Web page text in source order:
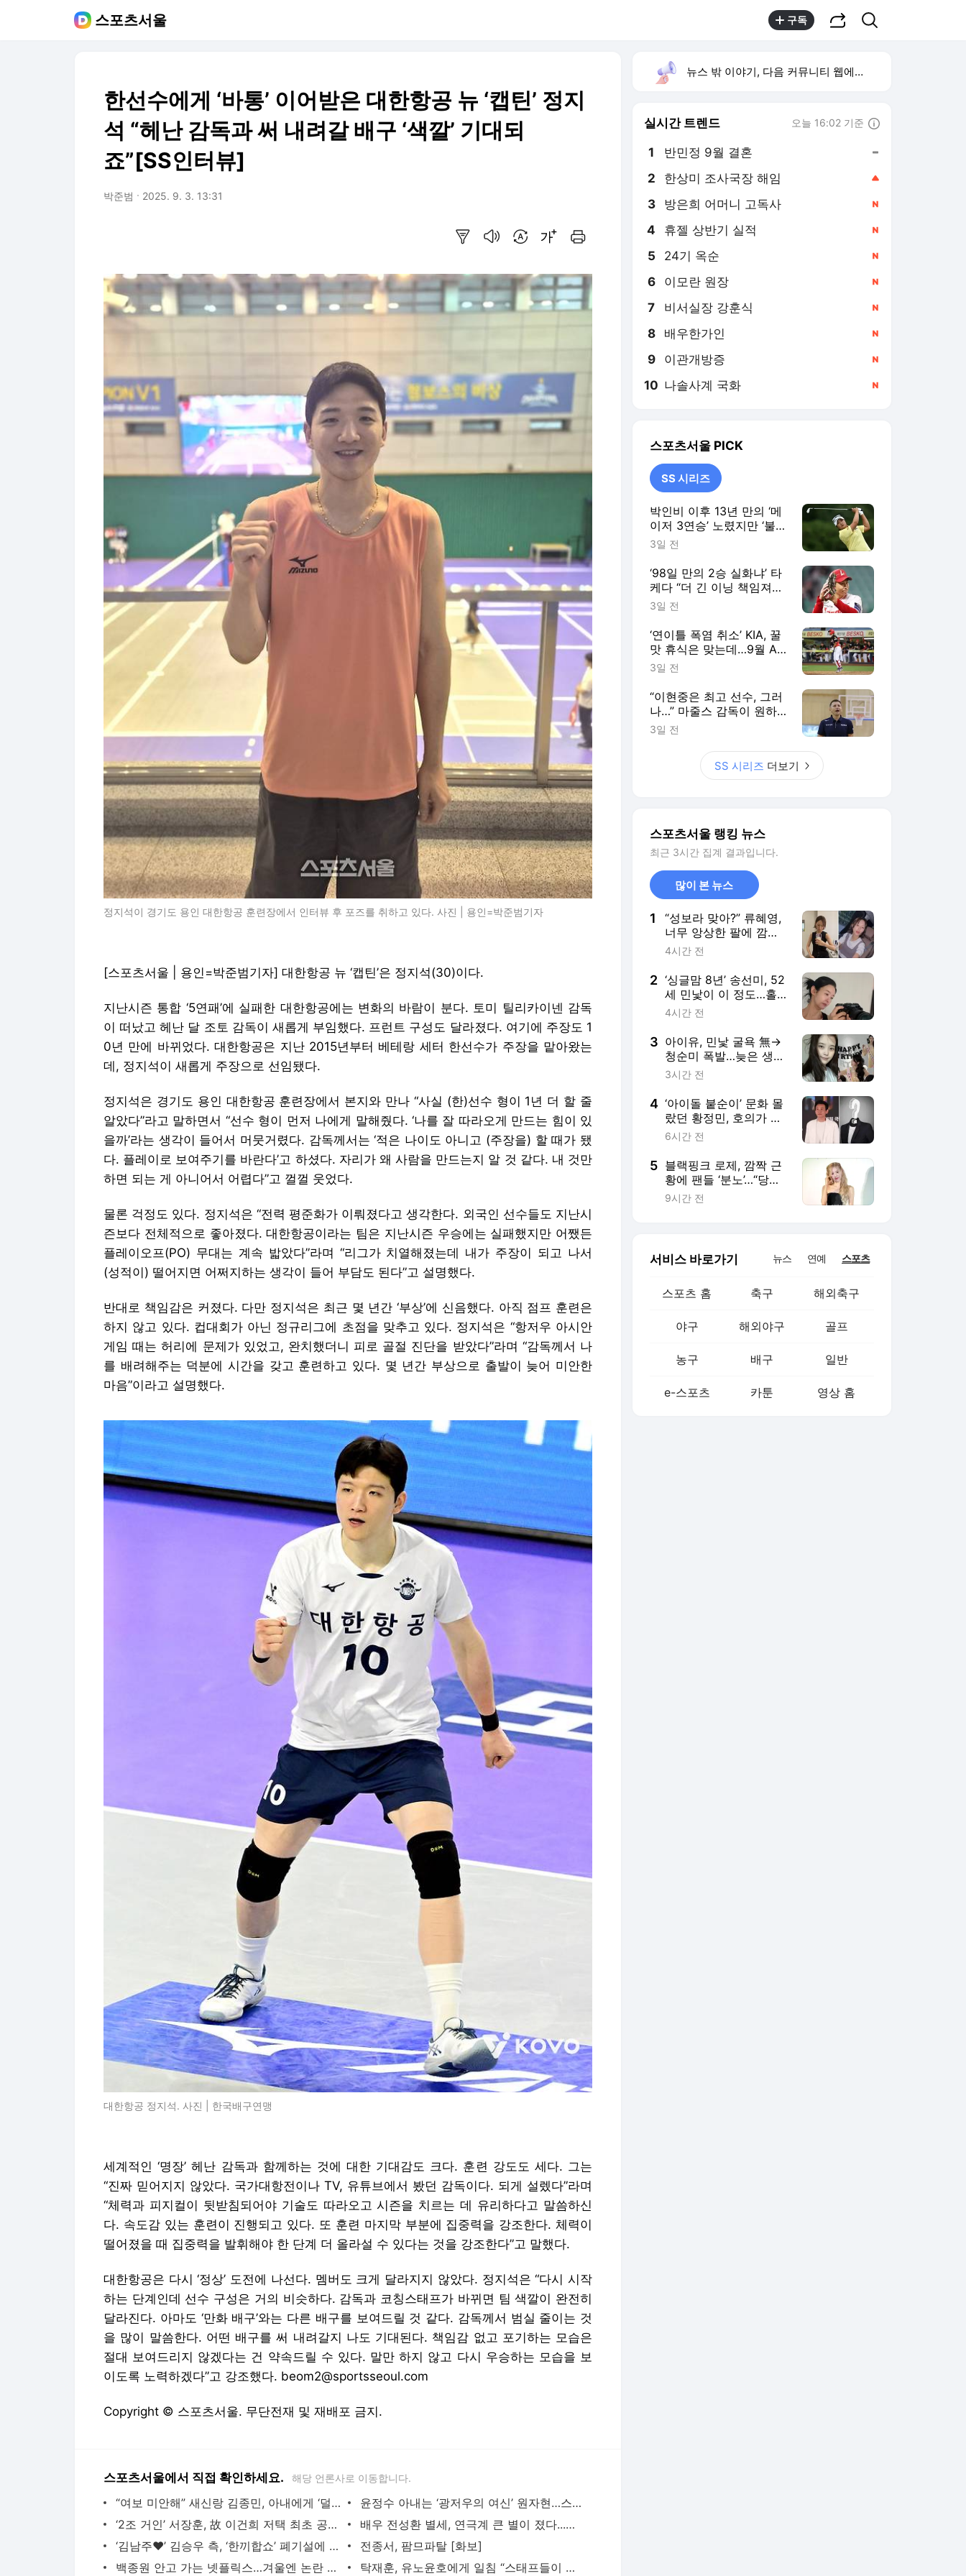
스포츠서울 구독
한선수에게 ‘바통’ 이어받은 대한항공 뉴 ‘캡틴’ 정지
석 “헤난 감독과 써 내려갈 배구 ‘색깔’ 기대되
죠”[SS인터뷰]
박준범 2025. 9. 3. 13:31
정지석이 경기도 용인 대한항공 훈련장에서 인터뷰 후 포즈를 취하고 있다. 사진 | 용인=박준범기자
[스포츠서울 | 용인=박준범기자] 대한항공 뉴 ‘캡틴’은 정지석(30)이다.
지난시즌 통합 ‘5연패’에 실패한 대한항공에는 변화의 바람이 분다. 토미 틸리카이넨 감독
이 떠났고 헤난 달 조토 감독이 새롭게 부임했다. 프런트 구성도 달라졌다. 여기에 주장도 1
0년 만에 바뀌었다. 대한항공은 지난 2015년부터 베테랑 세터 한선수가 주장을 맡아왔는
데, 정지석이 새롭게 주장으로 선임됐다.
정지석은 경기도 용인 대한항공 훈련장에서 본지와 만나 “사실 (한)선수 형이 1년 더 할 줄
알았다”라고 말하면서 “선수 형이 먼저 나에게 말해줬다. ‘나를 잘 따라오게 만드는 힘이 있
을까’라는 생각이 들어서 머뭇거렸다. 감독께서는 ‘적은 나이도 아니고 (주장을) 할 때가 됐
다. 플레이로 보여주기를 바란다’고 하셨다. 자리가 왜 사람을 만드는지 알 것 같다. 내 것만
하면 되는 게 아니어서 어렵다”고 껄껄 웃었다.
물론 걱정도 있다. 정지석은 “전력 평준화가 이뤄졌다고 생각한다. 외국인 선수들도 지난시
즌보다 전체적으로 좋아졌다. 대한항공이라는 팀은 지난시즌 우승에는 실패했지만 어쨌든
플레이오프(PO) 무대는 계속 밟았다”라며 “리그가 치열해졌는데 내가 주장이 되고 나서
(성적이) 떨어지면 어쩌지하는 생각이 들어 부담도 된다”고 설명했다.
반대로 책임감은 커졌다. 다만 정지석은 최근 몇 년간 ‘부상’에 신음했다. 아직 점프 훈련은
하지 않고 있다. 컵대회가 아닌 정규리그에 초점을 맞추고 있다. 정지석은 “항저우 아시안
게임 때는 허리에 문제가 있었고, 완치했더니 피로 골절 진단을 받았다”라며 “감독께서 나
를 배려해주는 덕분에 시간을 갖고 훈련하고 있다. 몇 년간 부상으로 출발이 늦어 미안한
마음”이라고 설명했다.
대한항공 정지석. 사진 | 한국배구연맹
세계적인 ‘명장’ 헤난 감독과 함께하는 것에 대한 기대감도 크다. 훈련 강도도 세다. 그는
“진짜 믿어지지 않았다. 국가대항전이나 TV, 유튜브에서 봤던 감독이다. 되게 설렜다”라며
“체력과 피지컬이 뒷받침되어야 기술도 따라오고 시즌을 치르는 데 유리하다고 말씀하신
다. 속도감 있는 훈련이 진행되고 있다. 또 훈련 마지막 부분에 집중력을 강조한다. 체력이
떨어졌을 때 집중력을 발휘해야 한 단계 더 올라설 수 있다는 것을 강조한다”고 말했다.
대한항공은 다시 ‘정상’ 도전에 나선다. 멤버도 크게 달라지지 않았다. 정지석은 “다시 시작
하는 단계인데 선수 구성은 거의 비슷하다. 감독과 코칭스태프가 바뀌면 팀 색깔이 완전히
달라진다. 아마도 ‘만화 배구’와는 다른 배구를 보여드릴 것 같다. 감독께서 범실 줄이는 것
을 많이 말씀한다. 어떤 배구를 써 내려갈지 나도 기대된다. 책임감 없고 포기하는 모습은
절대 보여드리지 않겠다는 건 약속드릴 수 있다. 말만 하지 않고 다시 우승하는 모습을 보
이도록 노력하겠다”고 강조했다. beom2@sportsseoul.com
Copyright © 스포츠서울. 무단전재 및 재배포 금지.
스포츠서울에서 직접 확인하세요. 해당 언론사로 이동합니다.
“여보 미안해” 새신랑 김종민, 아내에게 ‘덜덜’ 왜?
윤정수 아내는 ‘광저우의 여신’ 원자현…스포츠 리포터에서 필라테스 강사로 변신
‘2조 거인’ 서장훈, 故 이건희 저택 최초 공개…초대형 스케일에 “이게 다 한 사람 소유라고?
배우 전성환 별세, 연극계 큰 별이 졌다...향년 85세
‘김남주♥’ 김승우 측, ‘한끼합쇼’ 폐기설에 “당시 음주 상태…30분만 촬영” [공식입장]
전종서, 팜므파탈 [화보]
백종원 안고 가는 넷플릭스…겨울엔 논란 수그러들까 [SS초점]
탁재훈, 유노윤호에게 일침 “스태프들이 너 녹화 찍기 싫대”(‘과몰입 클럽’)
뉴스 밖 이야기, 다음 커뮤니티 웹에서 보기
실시간 트렌드 오늘 16:02 기준
1 반민정 9월 결혼
2 한상미 조사국장 해임
4 휴젤 상반기 실적
5 24기 옥순
6 이모란 원장
7 비서실장 강훈식
8 배우한가인
9 이관개방증
10 나솔사계 국화
스포츠서울 PICK
SS 시리즈
박인비 이후 13년 만의 ‘메
이저 3연승’ 노렸지만 ‘불
발’…유해란, AIG 여자오픈
3일 전
‘98일 만의 2승 실화냐’ 타
케다 “더 긴 이닝 책임져
야…후반기엔 기대에 보답
3일 전
‘연이틀 폭염 취소’ KIA, 꿀
맛 휴식은 맞는데…9월 AG
생각하면 또 ‘찜찜’ [SS시선
3일 전
“이현중은 최고 선수, 그러
나…” 마줄스 감독이 원하
는 농구는 ‘따로’ 있다 [SS
3일 전
SS 시리즈 더보기
스포츠서울 랭킹 뉴스
최근 3시간 집계 결과입니다.
많이 본 뉴스
1
“성보라 맞아?” 류혜영,
너무 앙상한 팔에 깜
짝…“다이어트 한 적 없
4시간 전
2 ‘싱글맘 8년’ 송선미, 52
세 민낯이 이 정도…홀
로 딸 키우며 ‘자기관리’
4시간 전
3 아이유, 민낯 굴욕 無→
청순미 폭발…늦은 생일
파티까지 일상 대방출
3시간 전
4 ‘아이돌 붙순이’ 문화 몰
랐던 황정민, 호의가 올
가미 됐나…62번 전화
6시간 전
5 블랙핑크 로제, 깜짝 근
황에 팬들 ‘분노’…“당장
한국으로 돌아가라”
9시간 전
서비스 바로가기 뉴스 연예 스포츠
스포츠 홈 축구 해외축구
야구 해외야구 골프
농구 배구 일반
e-스포츠 카툰 영상 홈